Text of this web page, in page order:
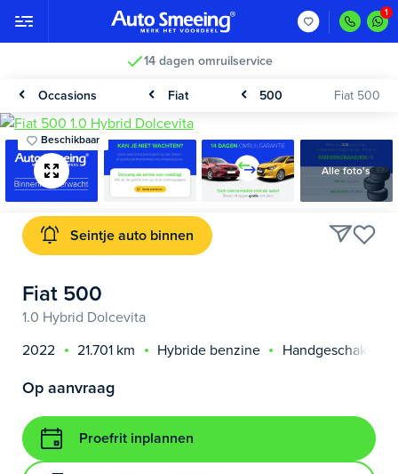
14 dagen omruilservice
Occasions Fiat 500 Fiat 500
Beschikbaar
Alle foto's
Seintje auto binnen
Fiat 500
1.0 Hybrid Dolcevita
2022
21.701 km Hybride benzine Handgeschakeld
Op aanvraag
Proefrit inplannen